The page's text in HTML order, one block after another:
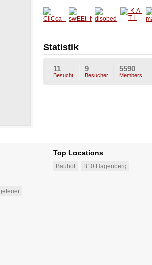
pazi100 lena222 kruzi_2
blueber
ry_girl
Dj
2
Statistik
11
Besucht
9
Besucher
5590
Members
Top Locations
Bauhof B10 Hagenberg